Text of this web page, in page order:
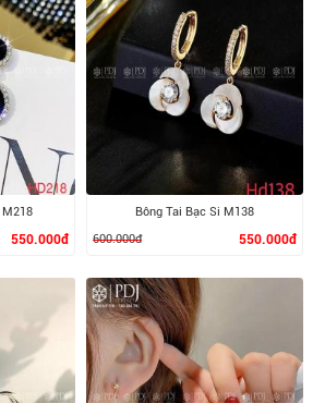
XEM CHI TIẾT
M218
550.000đ
Bông Tai Bạc Si M138
600.000đ
550.000đ